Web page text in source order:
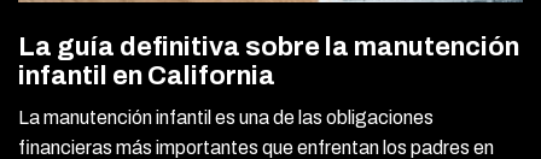
La guía definitiva sobre la manutención
infantil en California
La manutención infantil es una de las obligaciones
financieras más importantes que enfrentan los padres en